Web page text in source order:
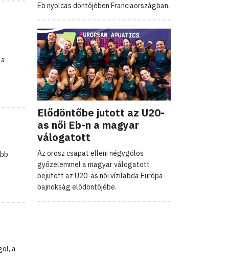
a
Eb nyolcas döntőjében Franciaországban.
Elődöntőbe jutott az U20-
as női Eb-n a magyar
válogatott
Az orosz csapat elleni négygólos
győzelemmel a magyar válogatott
bejutott az U20-as női vízilabda Európa-
bajnokság elődöntőjébe.